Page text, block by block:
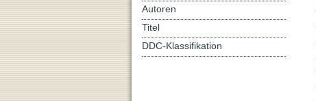
Autoren
Titel
DDC-Klassifikation